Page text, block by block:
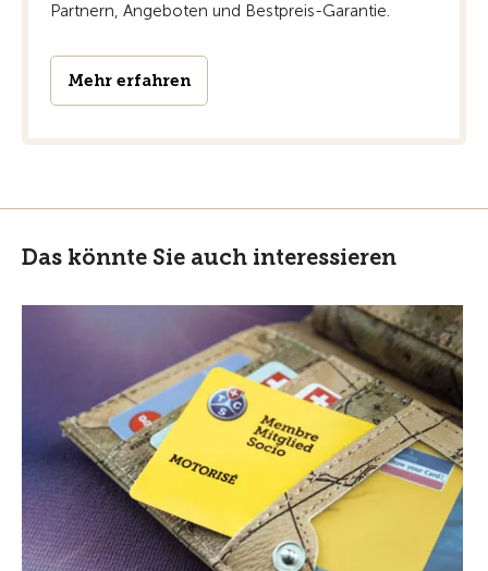
Partnern, Angeboten und Bestpreis-Garantie.
Mehr erfahren
Das könnte Sie auch interessieren